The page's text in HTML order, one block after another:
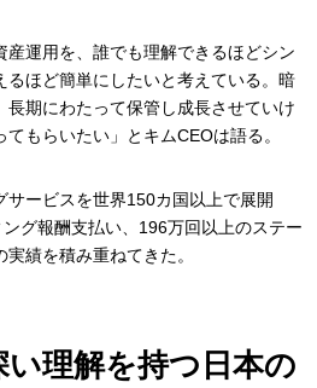
産運用を、誰でも理解できるほどシン
るほど簡単にしたいと考えている。暗
期にわたって保管し成長させていけ
もらいたい」とキムCEOは語る。
サービスを世界150カ国以上で展開
グ報酬支払い、196万回以上のステー
績を積み重ねてきた。
い理解を持つ日本の